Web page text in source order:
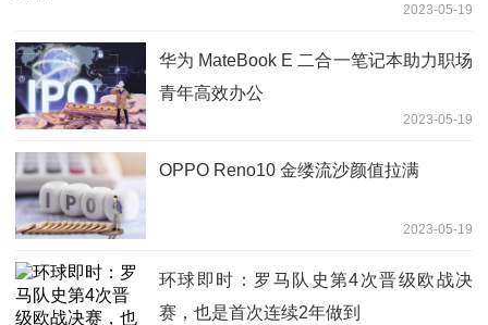
2023-05-19
华为 MateBook E 二合一笔记本助力职场
青年高效办公
2023-05-19
OPPO Reno10 金缕流沙颜值拉满
2023-05-19
环球即时：罗马队史第4次晋级欧战决
赛，也是首次连续2年做到